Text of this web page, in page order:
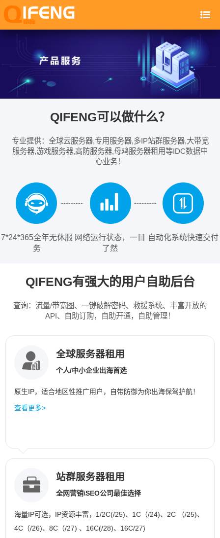
QIFENG可以做什么？
专业提供：全球云服务器,专用服务器,多IP站群服务器,大带宽
服务器,游戏服务器,高防服务器,母鸡服务器租用等IDC数据中
心业务！
7*24*365全年无休服
务
网络运行状态，一目
了然
自动化系统快速交付
QIFENG有强大的用户自助后台
查询：流量/带宽图、一键破解密码、救援系统、丰富开放的
API、自助订购，自助开通，自助管理！
全球服务器租用
个人/中小企业出海首选
原生IP，适合地区性推广用户，自带防御为你出海保驾护航！
查看更多>
站群服务器租用
全网营销\SEO公司最佳选择
海量IP可选，IP资源丰富，1/2C(/25)、1C（/24)、2C （/25)、
4C（/26)、8C（/27) 、16C(/28)、16C/27)